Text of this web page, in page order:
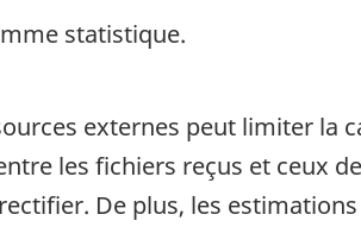
statistique.
externes peut limiter la
les fichiers reçus et ceux
De plus, les